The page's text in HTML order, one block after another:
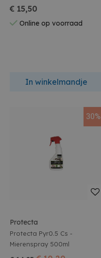
€ 15,50
Online op voorraad
In winkelmandje
30%
Protecta
Protecta Pyr0.5 Cs -
Mierenspray 500ml